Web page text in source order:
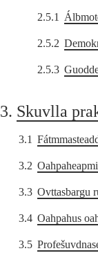
2.5.1
2.5.2
2.5.3
3. Skuvlla
3.1
3.2
3.3 Ovttasbargu
3.4 Oahpahus
3.5